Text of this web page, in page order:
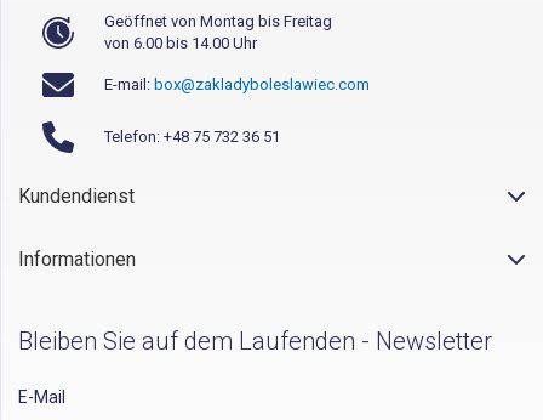
Geöffnet von Montag bis Freitag
von 6.00 bis 14.00 Uhr
E-mail: box@zakladyboleslawiec.com
Telefon: +48 75 732 36 51
Kundendienst
Informationen
Bleiben Sie auf dem Laufenden - Newsletter
E-Mail